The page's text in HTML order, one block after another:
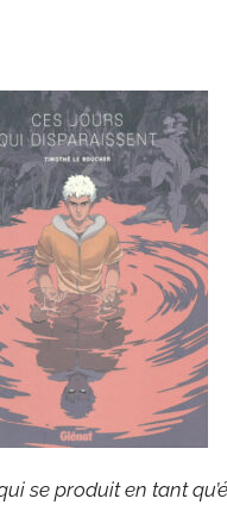
se produit en tant